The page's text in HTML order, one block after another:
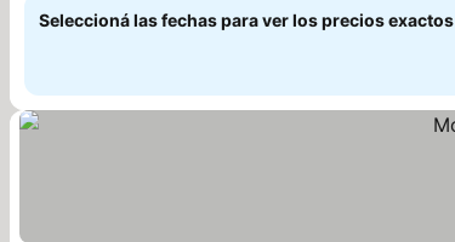
Seleccioná las fechas para ver los precios exactos